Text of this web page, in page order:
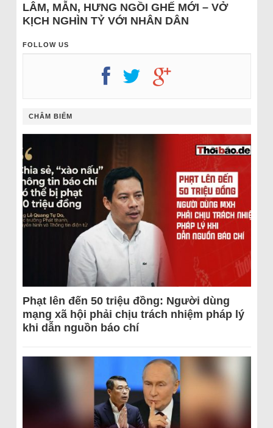
LÂM, MẪN, HƯNG NGỒI GHẾ MỚI – VỞ
KỊCH NGHÌN TỶ VỚI NHÂN DÂN
FOLLOW US
CHÂM BIẾM
Phạt lên đến 50 triệu đồng: Người dùng
mạng xã hội phải chịu trách nhiệm pháp lý
khi dẫn nguồn báo chí